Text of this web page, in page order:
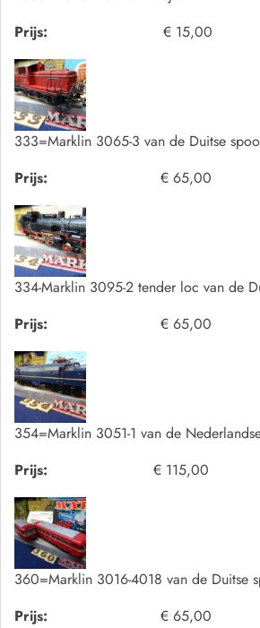
Prijs:
€ 15,00
333=Marklin 3065-3 van de Duitse
Prijs:
€ 65,00
334-Marklin 3095-2 tender loc van de
Prijs:
€ 65,00
354=Marklin 3051-1 van de
Prijs:
€ 115,00
360=Marklin 3016-4018 van de Duitse
Prijs:
€ 65,00